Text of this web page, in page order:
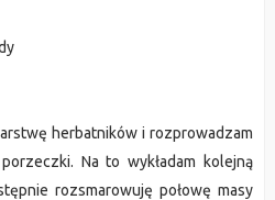
herbatników i rozprowadzam
Na to wykładam kolejną
rozsmarowuję połowę masy